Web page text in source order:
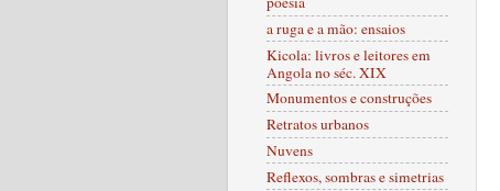
a ruga e a mão: ensaios
Kicola: livros e leitores em
Angola no séc. XIX
Monumentos e construções
Retratos urbanos
Nuvens
Reflexos, sombras e simetrias